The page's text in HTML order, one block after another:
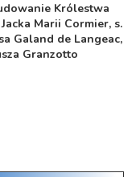
Królestwa
Marii Cormier, s.
Galand de Langeac,
Granzotto